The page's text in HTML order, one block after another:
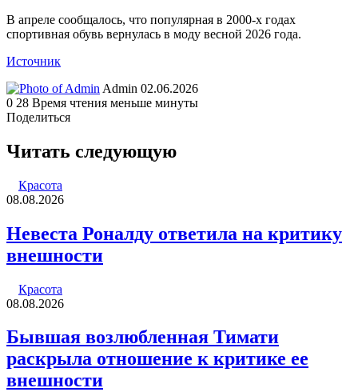
В апреле сообщалось, что популярная в 2000-х годах
спортивная обувь вернулась в моду весной 2026 года.
Источник
Admin Send
an
02.06.2026
0 28 Время чтения меньше минуты
Поделиться
через
электронную
Читать следующую
Красота
08.08.2026
Невеста Роналду ответила на критику
внешности
Красота
08.08.2026
Бывшая возлюбленная Тимати
раскрыла отношение к критике ее
внешности